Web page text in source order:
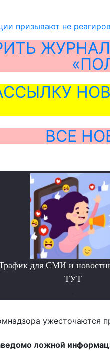
призывают не
ВСЕ
для СМИ и
ТУТ
ужесточаются
ложной